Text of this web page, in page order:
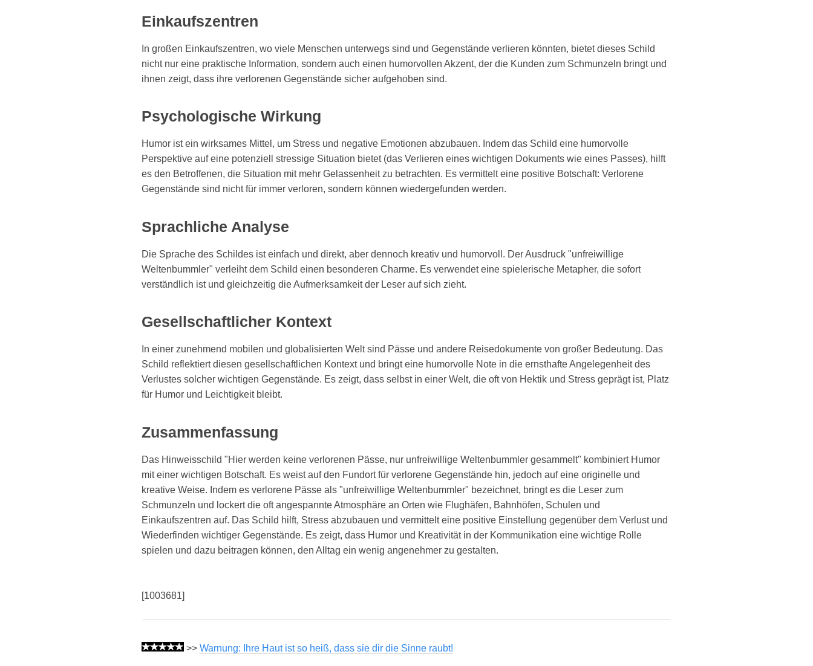
Einkaufszentren
In großen Einkaufszentren, wo viele Menschen unterwegs sind und Gegenstände verlieren könnten, bietet dieses Schild
nicht nur eine praktische Information, sondern auch einen humorvollen Akzent, der die Kunden zum Schmunzeln bringt und
ihnen zeigt, dass ihre verlorenen Gegenstände sicher aufgehoben sind.
Psychologische Wirkung
Humor ist ein wirksames Mittel, um Stress und negative Emotionen abzubauen. Indem das Schild eine humorvolle
Perspektive auf eine potenziell stressige Situation bietet (das Verlieren eines wichtigen Dokuments wie eines Passes), hilft
es den Betroffenen, die Situation mit mehr Gelassenheit zu betrachten. Es vermittelt eine positive Botschaft: Verlorene
Gegenstände sind nicht für immer verloren, sondern können wiedergefunden werden.
Sprachliche Analyse
Die Sprache des Schildes ist einfach und direkt, aber dennoch kreativ und humorvoll. Der Ausdruck "unfreiwillige
Weltenbummler" verleiht dem Schild einen besonderen Charme. Es verwendet eine spielerische Metapher, die sofort
verständlich ist und gleichzeitig die Aufmerksamkeit der Leser auf sich zieht.
Gesellschaftlicher Kontext
In einer zunehmend mobilen und globalisierten Welt sind Pässe und andere Reisedokumente von großer Bedeutung. Das
Schild reflektiert diesen gesellschaftlichen Kontext und bringt eine humorvolle Note in die ernsthafte Angelegenheit des
Verlustes solcher wichtigen Gegenstände. Es zeigt, dass selbst in einer Welt, die oft von Hektik und Stress geprägt ist, Platz
für Humor und Leichtigkeit bleibt.
Zusammenfassung
Das Hinweisschild "Hier werden keine verlorenen Pässe, nur unfreiwillige Weltenbummler gesammelt" kombiniert Humor
mit einer wichtigen Botschaft. Es weist auf den Fundort für verlorene Gegenstände hin, jedoch auf eine originelle und
kreative Weise. Indem es verlorene Pässe als "unfreiwillige Weltenbummler" bezeichnet, bringt es die Leser zum
Schmunzeln und lockert die oft angespannte Atmosphäre an Orten wie Flughäfen, Bahnhöfen, Schulen und
Einkaufszentren auf. Das Schild hilft, Stress abzubauen und vermittelt eine positive Einstellung gegenüber dem Verlust und
Wiederfinden wichtiger Gegenstände. Es zeigt, dass Humor und Kreativität in der Kommunikation eine wichtige Rolle
spielen und dazu beitragen können, den Alltag ein wenig angenehmer zu gestalten.
[1003681]
>> Warnung: Ihre Haut ist so heiß, dass sie dir die Sinne raubt!